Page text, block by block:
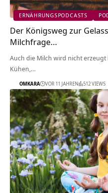
ERNÄHRUNGSPODCASTS
Der Königsweg zur
Milchfrage…
Auch die Milch wird nicht
Kühen,…
OMKARA VOR 11 JAHREN 512 VIEWS